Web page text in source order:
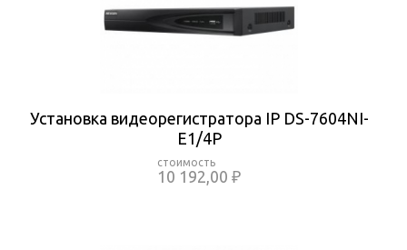
Установка видеорегистратора IP DS-7604NI-
E1/4P
10 192,00 ₽